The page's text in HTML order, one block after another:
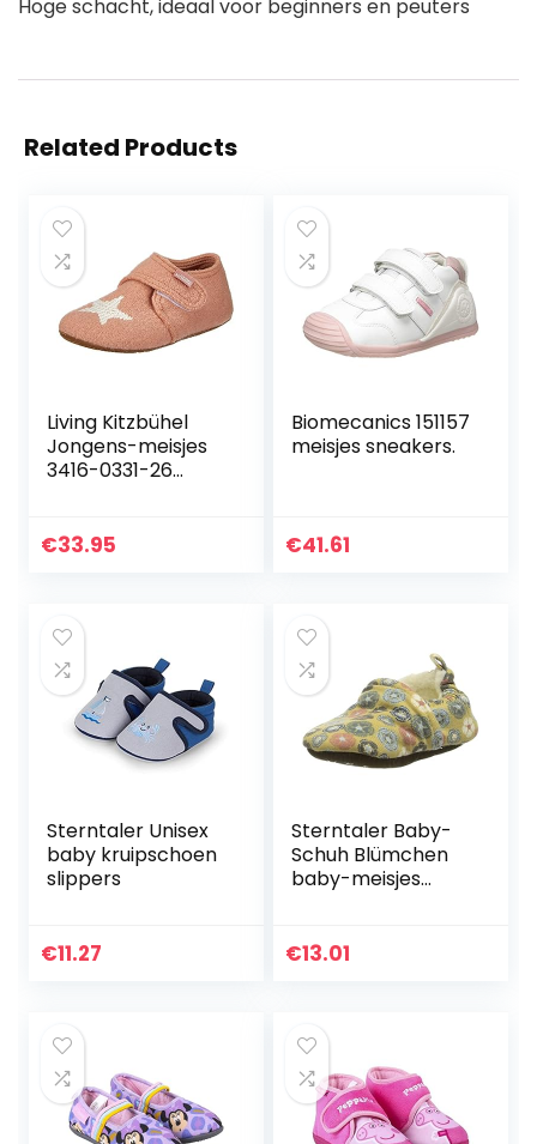
Hoge schacht, ideaal voor beginners en peuters
Related Products
Living Kitzbühel
Jongens-meisjes
3416-0331-26
€33.95
Biomecanics 151157
meisjes sneakers.
€41.61
Sterntaler Unisex
baby kruipschoen
slippers
€11.27
Sterntaler Baby-
Schuh Blümchen
baby-meisjes
€13.01